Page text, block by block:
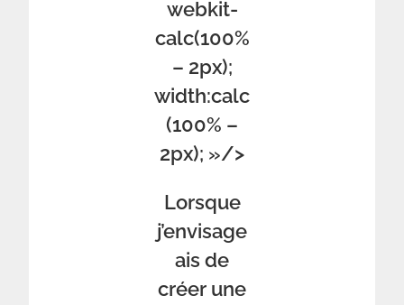
webkit-
calc(100%
– 2px);
width:calc
(100% –
2px); »/>
Lorsque
j’envisage
ais de
créer une